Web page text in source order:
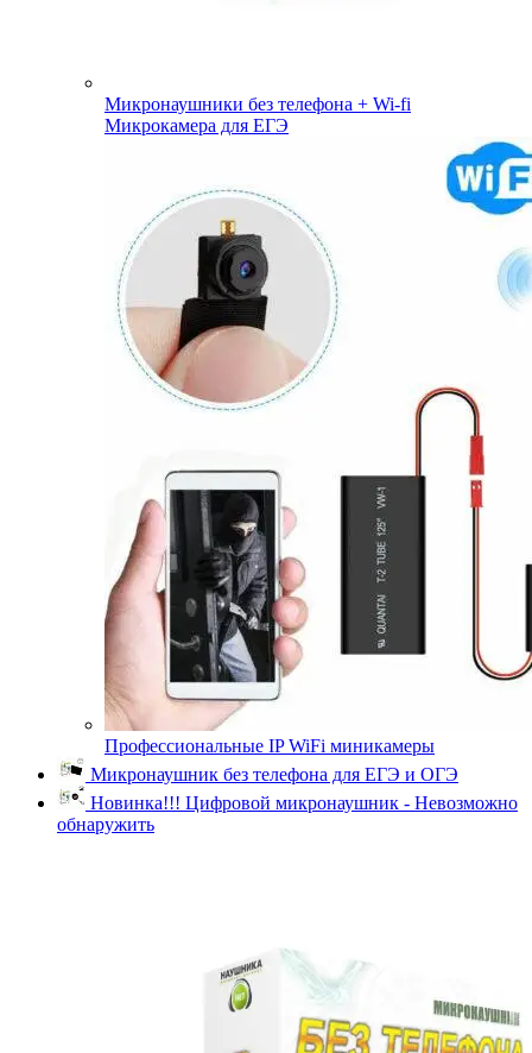
Микронаушники без телефона + Wi-fi
Микрокамера для ЕГЭ
Профессиональные IP WiFi миникамеры
Микронаушник без телефона для ЕГЭ и ОГЭ
Новинка!!! Цифровой микронаушник - Невозможно
обнаружить